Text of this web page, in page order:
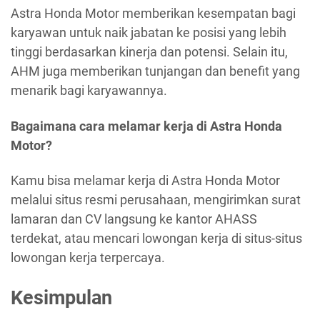
Astra Honda Motor memberikan kesempatan bagi
karyawan untuk naik jabatan ke posisi yang lebih
tinggi berdasarkan kinerja dan potensi. Selain itu,
AHM juga memberikan tunjangan dan benefit yang
menarik bagi karyawannya.
Bagaimana cara melamar kerja di Astra Honda
Motor?
Kamu bisa melamar kerja di Astra Honda Motor
melalui situs resmi perusahaan, mengirimkan surat
lamaran dan CV langsung ke kantor AHASS
terdekat, atau mencari lowongan kerja di situs-situs
lowongan kerja terpercaya.
Kesimpulan